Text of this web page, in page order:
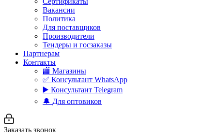
Вакансии
Политика
Для поставщиков
Производители
Тендеры и госзаказы
Партнерам
Контакты
🏬 Магазины
✅️ Консультант WhatsApp
▶️ Консультант Telegram
🔔 Для оптовиков
Заказать звонок